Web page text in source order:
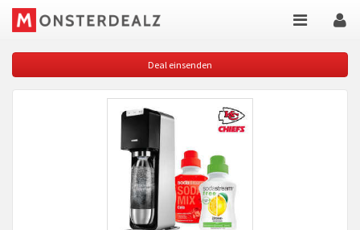
Deal einsenden